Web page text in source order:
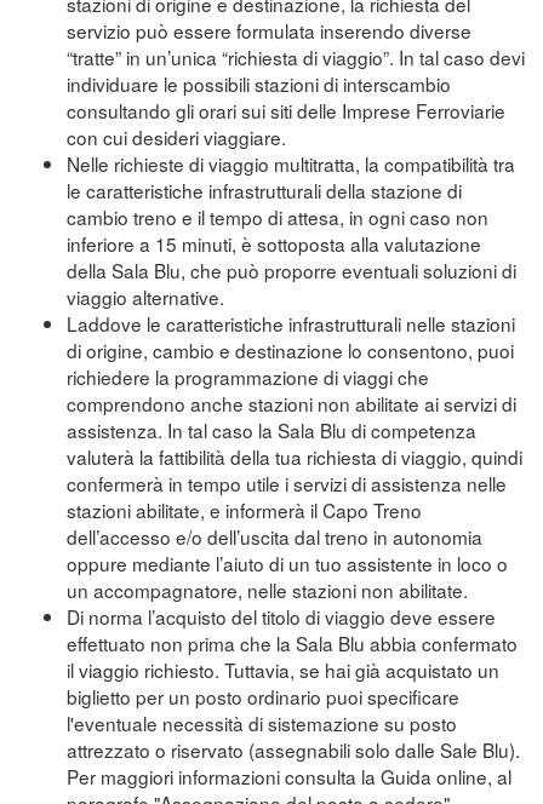
servizio può essere formulata inserendo diverse
“tratte” in un’unica “richiesta di viaggio”. In tal caso devi
individuare le possibili stazioni di interscambio
consultando gli orari sui siti delle Imprese Ferroviarie
con cui desideri viaggiare.
Nelle richieste di viaggio multitratta, la compatibilità tra
le caratteristiche infrastrutturali della stazione di
cambio treno e il tempo di attesa, in ogni caso non
inferiore a 15 minuti, è sottoposta alla valutazione
della Sala Blu, che può proporre eventuali soluzioni di
viaggio alternative.
Laddove le caratteristiche infrastrutturali nelle stazioni
di origine, cambio e destinazione lo consentono, puoi
richiedere la programmazione di viaggi che
comprendono anche stazioni non abilitate ai servizi di
assistenza. In tal caso la Sala Blu di competenza
valuterà la fattibilità della tua richiesta di viaggio, quindi
confermerà in tempo utile i servizi di assistenza nelle
stazioni abilitate, e informerà il Capo Treno
dell’accesso e/o dell’uscita dal treno in autonomia
oppure mediante l’aiuto di un tuo assistente in loco o
un accompagnatore, nelle stazioni non abilitate.
Di norma l’acquisto del titolo di viaggio deve essere
effettuato non prima che la Sala Blu abbia confermato
il viaggio richiesto. Tuttavia, se hai già acquistato un
biglietto per un posto ordinario puoi specificare
l'eventuale necessità di sistemazione su posto
attrezzato o riservato (assegnabili solo dalle Sale Blu).
Per maggiori informazioni consulta la Guida online, al